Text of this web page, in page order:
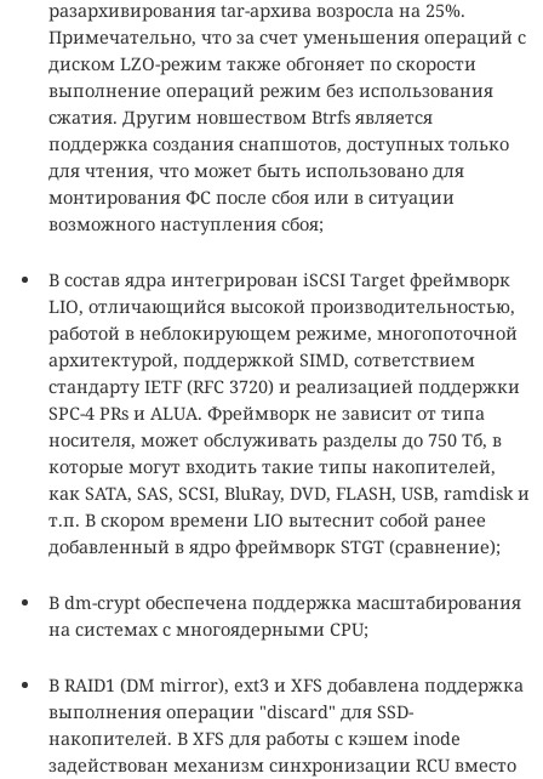
разархивирования tar-архива возросла на 25%.
Примечательно, что за счет уменьшения операций с
диском LZO-режим также обгоняет по скорости
выполнение операций режим без использования
сжатия. Другим новшеством Btrfs является
поддержка создания снапшотов, доступных только
для чтения, что может быть использовано для
монтирования ФС после сбоя или в ситуации
возможного наступления сбоя;
В состав ядра интегрирован iSCSI Target фреймворк
LIO, отличающийся высокой производительностью,
работой в неблокирующем режиме, многопоточной
архитектурой, поддержкой SIMD, сответствием
стандарту IETF (RFC 3720) и реализацией поддержки
SPC-4 PRs и ALUA. Фреймворк не зависит от типа
носителя, может обслуживать разделы до 750 Тб, в
которые могут входить такие типы накопителей,
как SATA, SAS, SCSI, BluRay, DVD, FLASH, USB, ramdisk и
т.п. В скором времени LIO вытеснит собой ранее
добавленный в ядро фреймворк STGT (сравнение);
В dm-crypt обеспечена поддержка масштабирования
на системах с многоядерными CPU;
В RAID1 (DM mirror), ext3 и XFS добавлена поддержка
выполнения операции "discard" для SSD-
накопителей. В XFS для работы с кэшем inode
задействован механизм синхронизации RCU вместо